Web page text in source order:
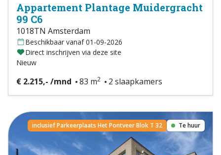
Appartement Plantage Muidergracht
99 C6
1018TN Amsterdam
Beschikbaar vanaf 01-09-2026
Direct inschrijven via deze site
Nieuw
€ 2.215,- /mnd 83 m2 2 slaapkamers
inclusief Parkeerplaats Het Pontveer Blok T 32 Te huur